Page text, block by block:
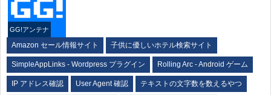
GG!アンテナ
Amazon セール情報サイト 子供に優しいホテル検索サイト
SimpleAppLinks - Wordpress プラグイン Rolling Arc - Android ゲーム
IP アドレス確認 User Agent 確認 テキストの文字数を数えるやつ